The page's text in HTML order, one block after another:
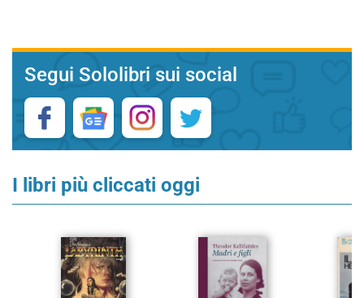
Segui Sololibri sui social
I libri più cliccati oggi